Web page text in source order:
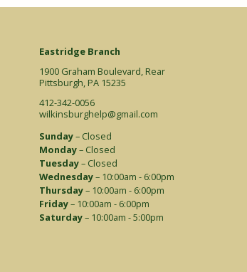
Eastridge Branch
1900 Graham Boulevard, Rear
Pittsburgh, PA 15235
412-342-0056
wilkinsburghelp@gmail.com
Sunday– Closed
Monday– Closed
Tuesday– Closed
Wednesday– 10:00am - 6:00pm
Thursday– 10:00am - 6:00pm
Friday– 10:00am - 6:00pm
Saturday– 10:00am - 5:00pm